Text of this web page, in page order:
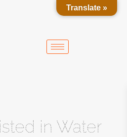
in Water
Translate »